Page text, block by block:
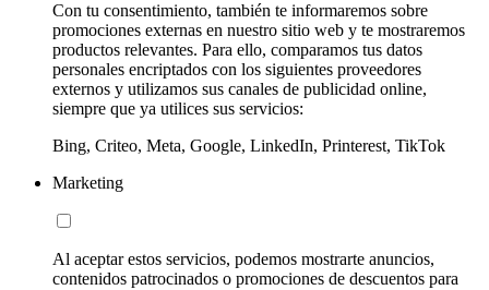
Con tu consentimiento, también te informaremos sobre
promociones externas en nuestro sitio web y te mostraremos
productos relevantes. Para ello, comparamos tus datos
personales encriptados con los siguientes proveedores
externos y utilizamos sus canales de publicidad online,
siempre que ya utilices sus servicios:
Bing, Criteo, Meta, Google, LinkedIn, Printerest, TikTok
Marketing
Al aceptar estos servicios, podemos mostrarte anuncios,
contenidos patrocinados o promociones de descuentos para